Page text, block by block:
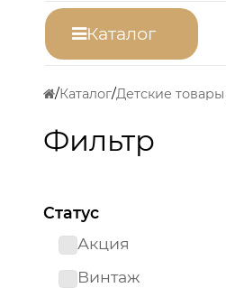
Каталог
Каталог Детские
Фильтр
Статус
Акция
Винтаж